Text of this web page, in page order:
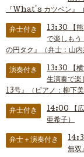
『What's カツベン』
弁士付き 13:30
【
で楽しもう
の円タク』（弁士：山内
演奏付き 13:30
【
生演奏で楽
13号』（ピアノ：柳下
弁士付き 14:00
【
亜希子）
弁士＋演奏付き
無双